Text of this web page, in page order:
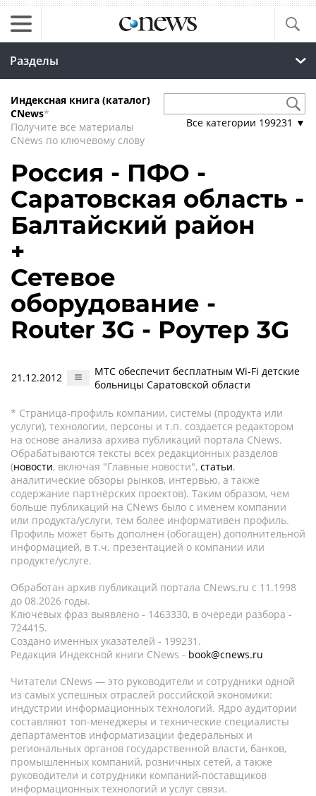
Разделы
Индексная книга (каталог)
CNews*
Получите все материалы
CNews по ключевому слову
Все категории 199231 ▼
Россия - ПФО -
Саратовская область -
Балтайский район
+
Сетевое
оборудование -
Router 3G - Роутер 3G
21.12.2012
МТС обеспечит бесплатным Wi-Fi детские
больницы Саратовской области
* Страница-профиль компании, системы (продукта или
услуги), технологии, персоны и т.п. создается редактором
на основе анализа архива публикаций портала CNews.
Обрабатываются тексты всех редакционных разделов
(новости, включая "Главные новости", статьи,
аналитические обзоры рынков, интервью, а также
содержание партнёрских проектов). Таким образом, чем
больше публикаций на CNews было с именем компании
или продукта/услуги, тем более информативен профиль.
Профиль может быть дополнен (обогащен) дополнительной
информацией, в т.ч. презентацией о компании или
продукте/услуге.
Обработан архив публикаций портала CNews.ru c 11.1998
до 08.2026 годы.
Ключевых фраз выявлено - 1463330, в очереди разбора -
724415.
Создано именных указателей - 199231.
Редакция Индексной книги CNews - book@cnews.ru
Читатели CNews — это руководители и сотрудники одной
из самых успешных отраслей российской экономики:
индустрии информационных технологий. Ядро аудитории
составляют топ-менеджеры и технические специалисты
департаментов информатизации федеральных и
региональных органов государственной власти, банков,
промышленных компаний, розничных сетей, а также
руководители и сотрудники компаний-поставщиков
информационных технологий и услуг связи.